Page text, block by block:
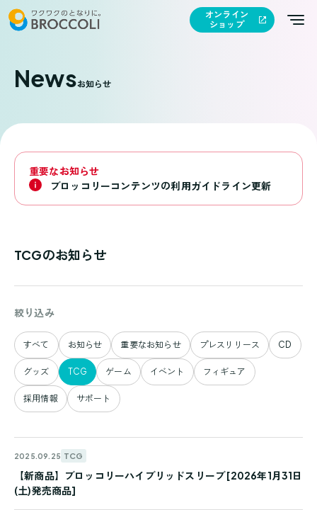
オンライン
ショップ
Newsお知らせ
重要なお知らせ
ブロッコリーコンテンツの利用ガイドライン更新
TCGのお知らせ
絞り込み
すべて お知らせ 重要なお知らせ プレスリリース CD
グッズ TCG ゲーム イベント フィギュア
採用情報 サポート
2025.09.25 TCG
【新商品】ブロッコリーハイブリッドスリーブ [2026年1月31日
(土)発売商品]